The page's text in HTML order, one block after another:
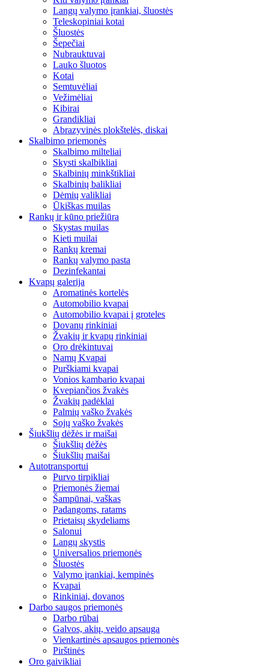
Langų valymo įrankiai, šluostės
Teleskopiniai kotai
Šluostės
Šepečiai
Nubrauktuvai
Lauko šluotos
Kotai
Semtuvėliai
Vežimėliai
Kibirai
Grandikliai
Abrazyvinės plokštelės, diskai
Skalbimo priemonės
Skalbimo milteliai
Skysti skalbikliai
Skalbinių minkštikliai
Skalbinių balikliai
Dėmių valikliai
Ūkiškas muilas
Rankų ir kūno priežiūra
Skystas muilas
Kieti muilai
Rankų kremai
Rankų valymo pasta
Dezinfekantai
Kvapų galerija
Aromatinės kortelės
Automobilio kvapai
Automobilio kvapai į groteles
Dovanų rinkiniai
Žvakių ir kvapų rinkiniai
Oro drėkintuvai
Namų Kvapai
Purškiami kvapai
Vonios kambario kvapai
Kvepiančios žvakės
Žvakių padėklai
Palmių vaško žvakės
Sojų vaško žvakės
Šiukšlių dėžės ir maišai
Šiukšlių dėžės
Šiukšlių maišai
Autotransportui
Purvo tirpikliai
Priemonės žiemai
Šampūnai, vaškas
Padangoms, ratams
Prietaisų skydeliams
Salonui
Langų skystis
Universalios priemonės
Šluostės
Valymo įrankiai, kempinės
Kvapai
Rinkiniai, dovanos
Darbo saugos priemonės
Darbo rūbai
Galvos, akių, veido apsauga
Vienkartinės apsaugos priemonės
Pirštinės
Oro gaivikliai